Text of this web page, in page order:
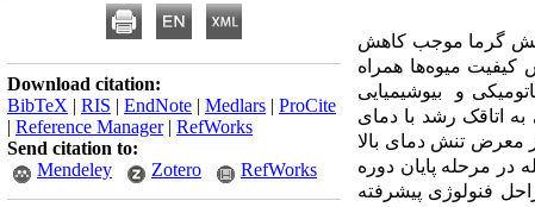
تنش گرما موجب کاهش
کیفیت میوه‌ها همراه
و بیوشیمیایی
اتاقک رشد با دمای
معرض تنش دمای بالا
در مرحله پایان دوره
در مراحل فنولوژی پیشرفته
Download citation:
BibTeX | RIS | EndNote | Medlars | ProCite
| Reference Manager| RefWorks
Send citation to:
Mendeley
Zotero RefWorks